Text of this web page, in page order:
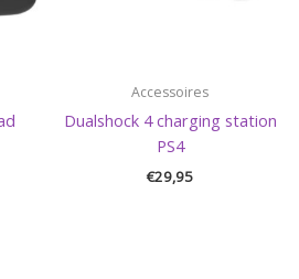
Accessoires
Dualshock 4 charging station
PS4
€29,95